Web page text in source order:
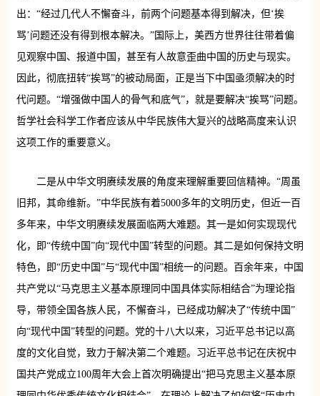
出：“经过几代人不懈奋斗，前两个问题基本得到解决，但‘挨
骂’问题还没有得到根本解决。”国际上，美西方世界往往带着偏
见观察中国、报道中国，甚至有人故意歪曲中国的历史与现实。
因此，彻底扭转“挨骂”的被动局面，正是当下中国亟须解决的时
代问题。“增强做中国人的骨气和底气”，就是要解决“挨骂”问题。
哲学社会科学工作者应该从中华民族伟大复兴的战略高度来认识
这项工作的重要意义。
二是从中华文明赓续发展的角度来理解重要回信精神。“周虽
旧邦，其命维新。”中华民族有着5000多年的文明历史，但近一百
多年来，中华文明赓续发展面临两大难题。其一是如何实现现代
化，即“传统中国”向“现代中国”转型的问题。其二是如何保持文明
特色，即“历史中国”与“现代中国”相统一的问题。百余年来，中国
共产党以“马克思主义基本原理同中国具体实际相结合”为理论指
导，带领全国各族人民，不懈奋斗，已经成功解决了“传统中国”
向“现代中国”转型的问题。党的十八大以来，习近平总书记以高
度的文化自觉，致力于解决第二个难题。习近平总书记在庆祝中
国共产党成立100周年大会上首次明确提出“把马克思主义基本原